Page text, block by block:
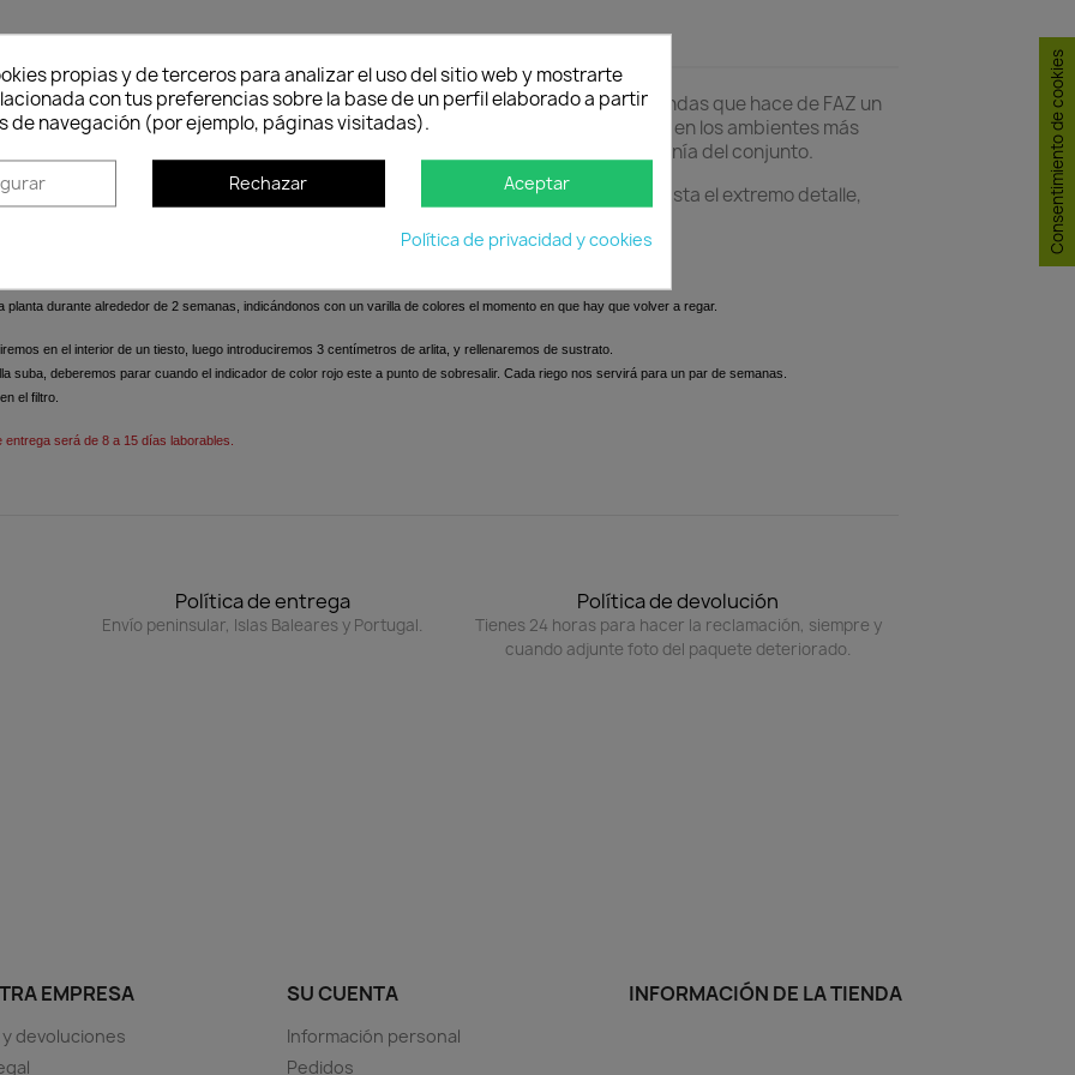
atemporalidad y la universalidad ha creado formas minerales y rotundas que hace de FAZ un
La calidad de los materiales permiten un uso exterior incluso en los ambientes más
adaptar los muebles y maceteros a su gusto y necesidad sin perder la armonía del conjunto.
que contiene la complejidad y la densidad de una obra resuelta hasta el extremo detalle,
durante alrededor de 2 semanas, indicándonos con un varilla de colores el momento en que hay que volver a regar.
en el interior de un tiesto, luego introduciremos 3 centímetros de arlita, y rellenaremos de sustrato.
suba, deberemos parar cuando el indicador de color rojo este a punto de sobresalir. Cada riego nos servirá para un par de semanas.
el filtro.
será de 8 a 15 días laborables.
Política de entrega
Envío peninsular, Islas Baleares y Portugal.
Política de devolución
Tienes 24 horas para hacer la reclamación, siempre y
cuando adjunte foto del paquete deteriorado.
EMPRESA
devoluciones
SU CUENTA
Información personal
Pedidos
INFORMACIÓN DE LA TIENDA
propias y de terceros para analizar el uso del sitio web y mostrarte
con tus preferencias sobre la base de un perfil elaborado a partir
de navegación (por ejemplo, páginas visitadas).
Rechazar Aceptar
Política de privacidad y cookies Consentimiento de cookies